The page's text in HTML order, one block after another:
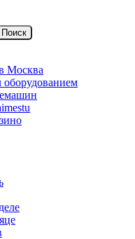
Москва